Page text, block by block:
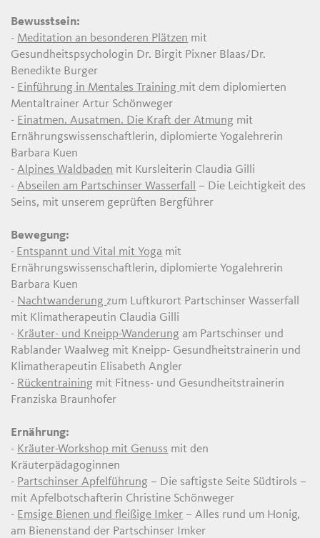
Bewusstsein:
- Meditation an besonderen Plätzen mit
Gesundheitspsychologin Dr. Birgit Pixner Blaas/Dr.
Benedikte Burger
- Einführung in Mentales Training mit dem diplomierten
Mentaltrainer Artur Schönweger
- Einatmen. Ausatmen. Die Kraft der Atmung mit
Ernährungswissenschaftlerin, diplomierte Yogalehrerin
Barbara Kuen
-Alpines Waldbaden mit Kursleiterin Claudia Gilli
-Abseilen am Partschinser Wasserfall
– Die Leichtigkeit des
Seins, mit unserem geprüften Bergführer
Bewegung:
- Entspannt und Vital mit Yoga mit
Ernährungswissenschaftlerin, diplomierte Yogalehrerin
Barbara Kuen
- Nachtwanderungzum Luftkurort Partschinser Wasserfall
mit Klimatherapeutin Claudia Gilli
- Kräuter- und Kneipp-Wanderung am Partschinser und
Rablander Waalweg mit Kneipp- Gesundheitstrainerin und
Klimatherapeutin Elisabeth Angler
- Rückentraining mit Fitness- und Gesundheitstrainerin
Franziska Braunhofer
Ernährung:
- Kräuter-Workshop mit Genuss mit den
Kräuterpädagoginnen
- Partschinser Apfelführung – Die saftigste Seite Südtirols –
mit Apfelbotschafterin Christine Schönweger
- Emsige Bienen und fleißige Imker – Alles rund um Honig,
am Bienenstand der Partschinser Imker